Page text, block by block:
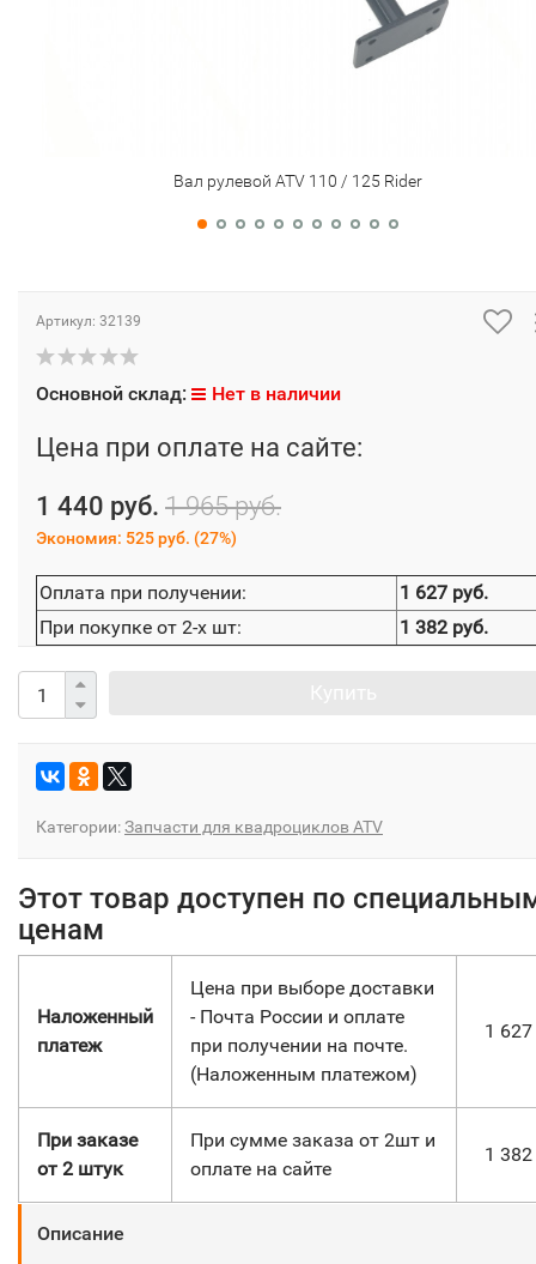
Вал рулевой ATV 110 / 125 Rider
Артикул: 32139
Основной склад: Нет в наличии
Цена при оплате на сайте:
1 440 руб. 1 965 руб.
Экономия: 525 руб. (27%)
Оплата при получении:
1 627 руб.
При покупке от 2-х шт:
1 382 руб.
Категории:Запчасти для квадроциклов ATV
Этот товар доступен по
ценам
Наложенный
платеж
Цена при выборе доставки
- Почта России и оплате
при получении на почте.
(Наложенным платежом)
1 627
При заказе
от 2 штук
При сумме заказа от 2шт и
оплате на сайте
1 382
Описание